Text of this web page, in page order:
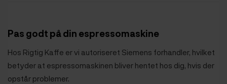
Pas godt på din espressomaskine
Hos Rigtig Kaffe er vi autoriseret Siemens forhandler, hvilket
betyder at espressomaskinen bliver hentet hos dig, hvis der
opstår problemer.